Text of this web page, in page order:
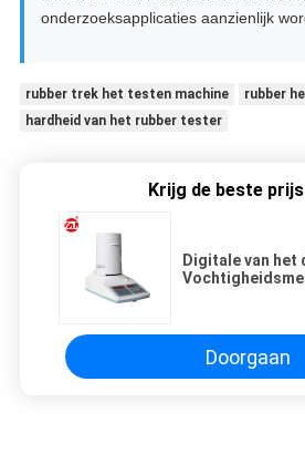
onderzoeksapplicaties aanzienlijk
rubber trek het testen machine
rubber
hardheid van het rubber tester
Krijg de beste
Digitale van het
Doorgaan